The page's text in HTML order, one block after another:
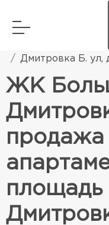
Элитная
Дмитровка Б. ул, д
ЖК
продажа
площадь